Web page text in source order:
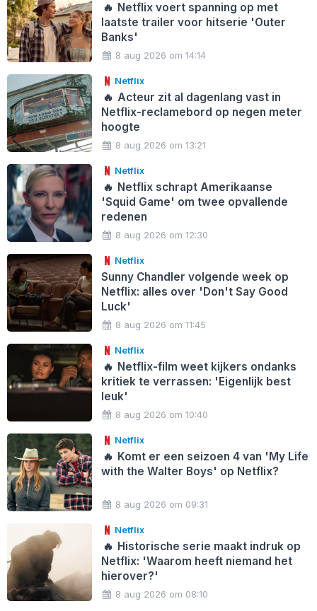
🔥 Netflix voert spanning op met
laatste trailer voor hitserie 'Outer
Banks'
8 aug 2026 om 14:14
Netflix
🔥 Acteur zit al dagenlang vast in
Netflix-reclamebord op negen meter
hoogte
8 aug 2026 om 13:21
Netflix
🔥 Netflix schrapt Amerikaanse
'Squid Game' om twee opvallende
redenen
8 aug 2026 om 12:30
Netflix
Sunny Chandler volgende week op
Netflix: alles over 'Don't Say Good
Luck'
8 aug 2026 om 11:45
Netflix
🔥 Netflix-film weet kijkers ondanks
kritiek te verrassen: 'Eigenlijk best
leuk'
8 aug 2026 om 10:40
Netflix
🔥 Komt er een seizoen 4 van 'My Life
with the Walter Boys' op Netflix?
8 aug 2026 om 09:31
Netflix
🔥 Historische serie maakt indruk op
Netflix: 'Waarom heeft niemand het
hierover?'
8 aug 2026 om 08:10